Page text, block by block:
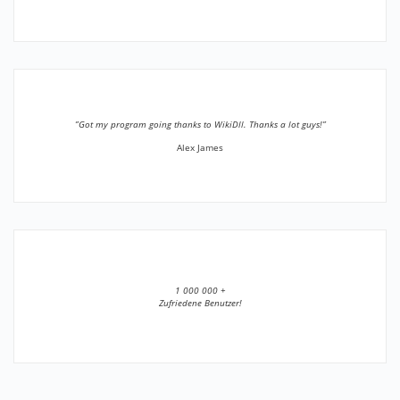
”Got my program going thanks to WikiDll. Thanks a lot guys!”
Alex James
1 000 000 +
Zufriedene Benutzer!